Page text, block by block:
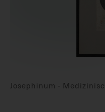
Josephinum -